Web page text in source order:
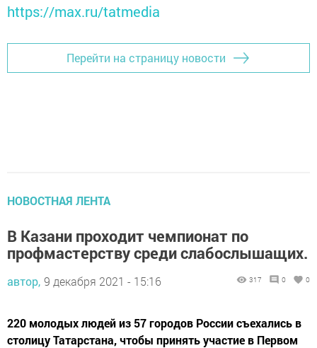
https://max.ru/tatmedia
Перейти на страницу новости
НОВОСТНАЯ ЛЕНТА
В Казани проходит чемпионат по
профмастерству среди слабослышащих.
автор, 9 декабря 2021 - 15:16 317 0 0
220 молодых людей из 57 городов России съехались в
столицу Татарстана, чтобы принять участие в Первом